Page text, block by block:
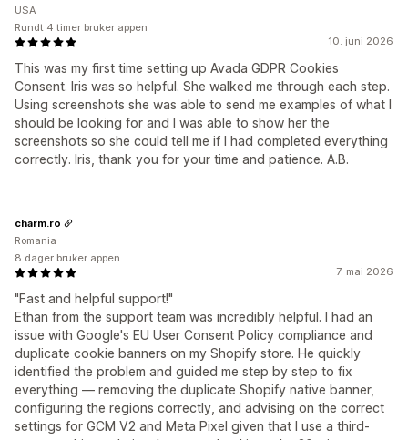
10. juni 2026
This was my first time setting up Avada GDPR Cookies
Consent. Iris was so helpful. She walked me through each step.
Using screenshots she was able to send me examples of what I
should be looking for and I was able to show her the
screenshots so she could tell me if I had completed everything
correctly. Iris, thank you for your time and patience. A.B.
USA
Rundt 4 timer bruker appen
7. mai 2026
"Fast and helpful support!"
Ethan from the support team was incredibly helpful. I had an
issue with Google's EU User Consent Policy compliance and
duplicate cookie banners on my Shopify store. He quickly
identified the problem and guided me step by step to fix
everything — removing the duplicate Shopify native banner,
configuring the regions correctly, and advising on the correct
settings for GCM V2 and Meta Pixel given that I use a third-
charm.ro
Romania
8 dager bruker appen